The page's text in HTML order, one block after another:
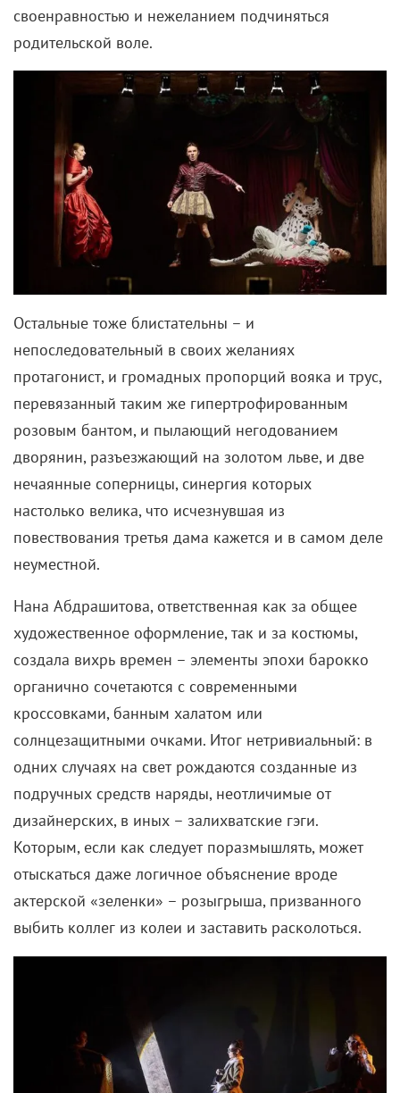
своенравностью и нежеланием подчиняться
родительской воле.
Остальные тоже блистательны – и
непоследовательный в своих желаниях
протагонист, и громадных пропорций вояка и трус,
перевязанный таким же гипертрофированным
розовым бантом, и пылающий негодованием
дворянин, разъезжающий на золотом льве, и две
нечаянные соперницы, синергия которых
настолько велика, что исчезнувшая из
повествования третья дама кажется и в самом деле
неуместной.
Нана Абдрашитова, ответственная как за общее
художественное оформление, так и за костюмы,
создала вихрь времен – элементы эпохи барокко
органично сочетаются с современными
кроссовками, банным халатом или
солнцезащитными очками. Итог нетривиальный: в
одних случаях на свет рождаются созданные из
подручных средств наряды, неотличимые от
дизайнерских, в иных – залихватские гэги.
Которым, если как следует поразмышлять, может
отыскаться даже логичное объяснение вроде
актерской «зеленки» – розыгрыша, призванного
выбить коллег из колеи и заставить расколоться.